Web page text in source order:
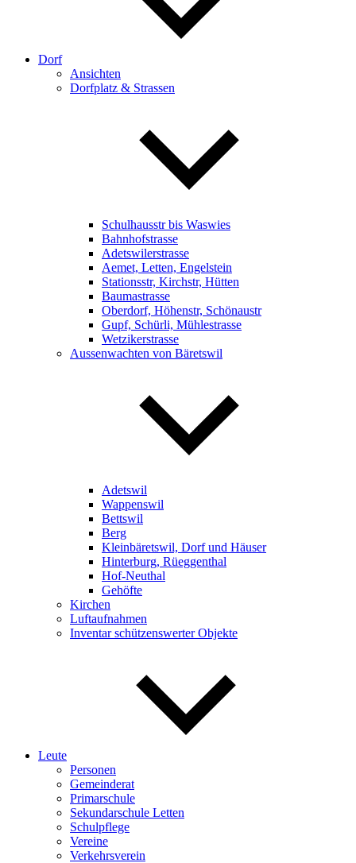
Dorf
Ansichten
Dorfplatz & Strassen
Schulhausstr bis Waswies
Bahnhofstrasse
Adetswilerstrasse
Aemet, Letten, Engelstein
Stationsstr, Kirchstr, Hütten
Baumastrasse
Oberdorf, Höhenstr, Schönaustr
Gupf, Schürli, Mühlestrasse
Wetzikerstrasse
Aussenwachten von Bäretswil
Adetswil
Wappenswil
Bettswil
Berg
Kleinbäretswil, Dorf und Häuser
Hinterburg, Rüeggenthal
Hof-Neuthal
Gehöfte
Kirchen
Luftaufnahmen
Inventar schützenswerter Objekte
Leute
Personen
Gemeinderat
Primarschule
Sekundarschule Letten
Schulpflege
Vereine
Verkehrsverein